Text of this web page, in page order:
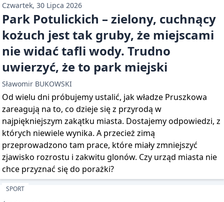
Czwartek, 30 Lipca 2026
Park Potulickich – zielony, cuchnący
kożuch jest tak gruby, że miejscami
nie widać tafli wody. Trudno
uwierzyć, że to park miejski
Sławomir BUKOWSKI
Od wielu dni próbujemy ustalić, jak władze Pruszkowa
zareagują na to, co dzieje się z przyrodą w
najpiękniejszym zakątku miasta. Dostajemy odpowiedzi, z
których niewiele wynika. A przecież zimą
przeprowadzono tam prace, które miały zmniejszyć
zjawisko rozrostu i zakwitu glonów. Czy urząd miasta nie
chce przyznać się do porażki?
SPORT